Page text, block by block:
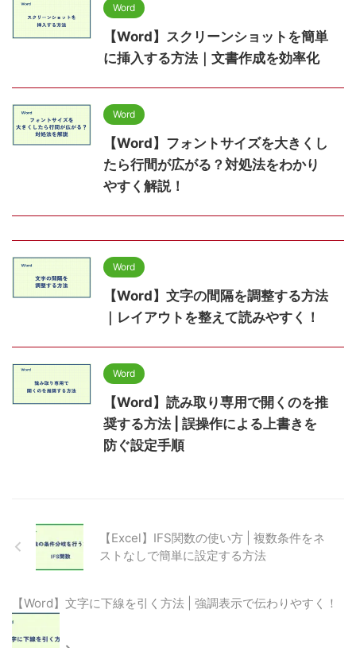
Word
【Word】スクリーンショットを簡単
に挿入する方法｜文書作成を効率化
Word
【Word】フォントサイズを大きくし
たら行間が広がる？対処法をわかり
やすく解説！
Word
【Word】文字の間隔を調整する方法
｜レイアウトを整えて読みやすく！
Word
【Word】読み取り専用で開くのを推
奨する方法 | 誤操作による上書きを
防ぐ設定手順
【Excel】IFS関数の使い方 | 複数条件をネ
ストなしで簡単に設定する方法
【Word】文字に下線を引く方法 | 強調表示で伝わりやすく！